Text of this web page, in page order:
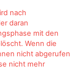
nach
daran
mit den
Wenn die
nicht abgerufen
nicht mehr